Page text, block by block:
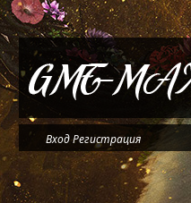
ВходРегистрация